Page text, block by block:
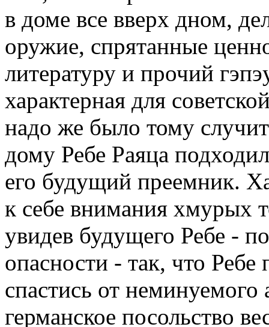
в доме все вверх дном,
оружие, спрятанные
литературу и прочий
характерная для
надо же было тому
дому Ребе Раяца
его будущий преемник.
к себе внимания хмурых
увидев будущего Ребе -
опасности - так, что Ребе
спастись от неминуемого
германское посольство